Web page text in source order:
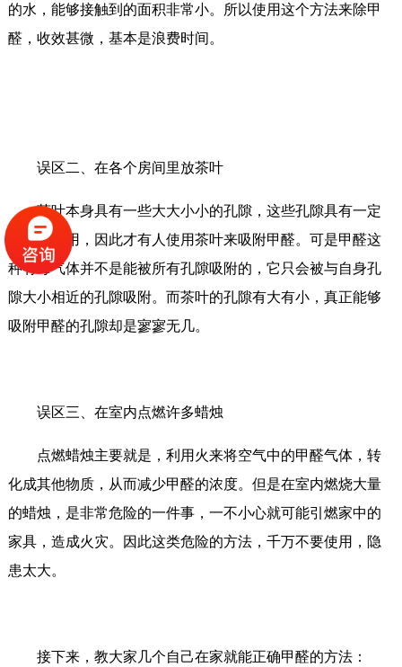
的水，能够接触到的面积非常小。所以使用这个方法来除甲
醛，收效甚微，基本是浪费时间。
误区二、在各个房间里放茶叶
茶叶本身具有一些大大小小的孔隙，这些孔隙具有一定
的吸附作用，因此才有人使用茶叶来吸附甲醛。可是甲醛这
种有毒气体并不是能被所有孔隙吸附的，它只会被与自身孔
隙大小相近的孔隙吸附。而茶叶的孔隙有大有小，真正能够
吸附甲醛的孔隙却是寥寥无几。
误区三、在室内点燃许多蜡烛
点燃蜡烛主要就是，利用火来将空气中的甲醛气体，转
化成其他物质，从而减少甲醛的浓度。但是在室内燃烧大量
的蜡烛，是非常危险的一件事，一不小心就可能引燃家中的
家具，造成火灾。因此这类危险的方法，千万不要使用，隐
患太大。
接下来，教大家几个自己在家就能正确甲醛的方法：